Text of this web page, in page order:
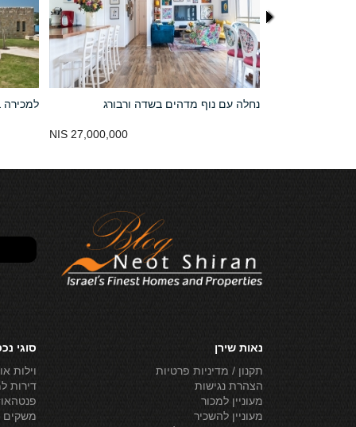
למכירה נחלה עם נוף מדהים בשדה ורבורג
27,000,000 NIS
נאות שירן
תקנון / מדיניות פרטיות
הצהרת נגישות
מעוניין למכור
מעוניין להשכיר
סוגי
וילות
דירות
משקים